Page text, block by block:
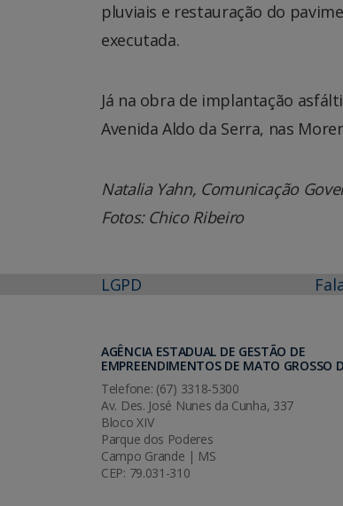
pluviais e restauração do
executada.
Já na obra de implantação
Avenida Aldo da Serra, nas
Natalia Yahn, Comunicação
Fotos: Chico Ribeiro
LGPD
AGÊNCIA ESTADUAL DE GESTÃO DE
EMPREENDIMENTOS DE MATO GROSSO
Telefone: (67) 3318-5300
Av. Des. José Nunes da Cunha, 337
Bloco XIV
Parque dos Poderes
Campo Grande | MS
CEP: 79.031-310